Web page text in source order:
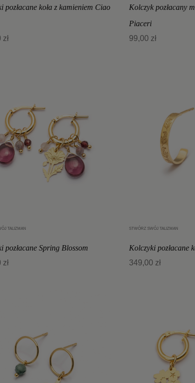
pozłacane koła z kamieniem Ciao
Kolczyk pozłacany
Piaceri
99,00 zł
Dodaj do koszyka
TALIZMAN
pozłacane Spring Blossom
Dodaj
STWÓRZ SWÓJ TALIZMAN
Kolczyki pozłacane
349,00 zł